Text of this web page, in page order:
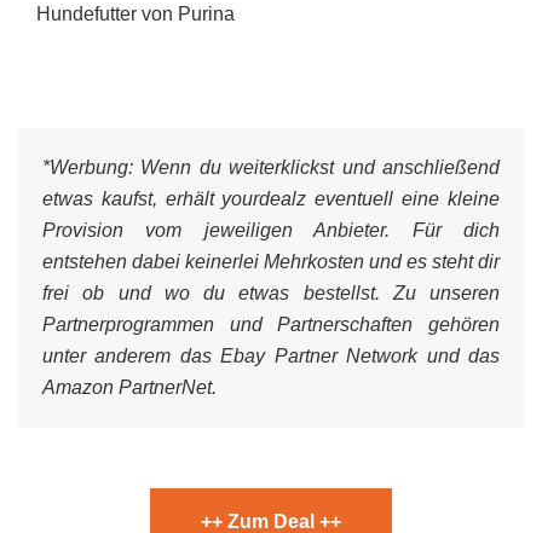
Hundefutter von Purina
*Werbung: Wenn du weiterklickst und anschließend
etwas kaufst, erhält yourdealz eventuell eine kleine
Provision vom jeweiligen Anbieter. Für dich
entstehen dabei keinerlei Mehrkosten und es steht dir
frei ob und wo du etwas bestellst. Zu unseren
Partnerprogrammen und Partnerschaften gehören
unter anderem das Ebay Partner Network und das
Amazon PartnerNet.
++ Zum Deal ++